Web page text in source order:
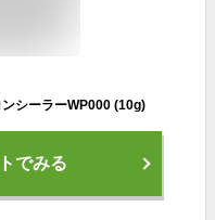
シーラーWP000 (10g)
でみる